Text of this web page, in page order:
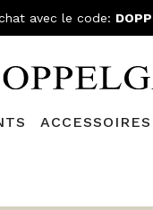
avec le code: